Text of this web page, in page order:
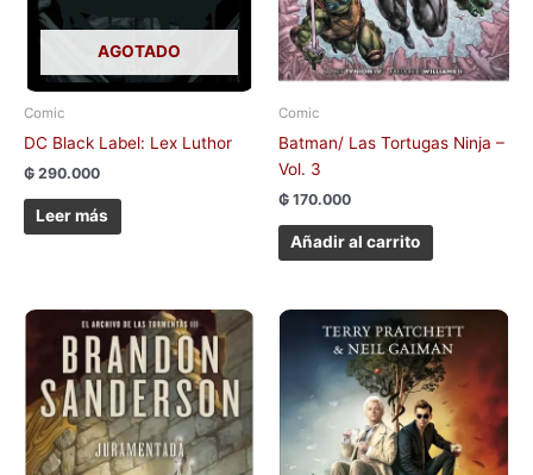
AGOTADO
Comic
DC Black Label: Lex Luthor
₲ 290.000
Leer más
Comic
Batman/ Las Tortugas Ninja –
Vol. 3
₲ 170.000
Añadir al carrito